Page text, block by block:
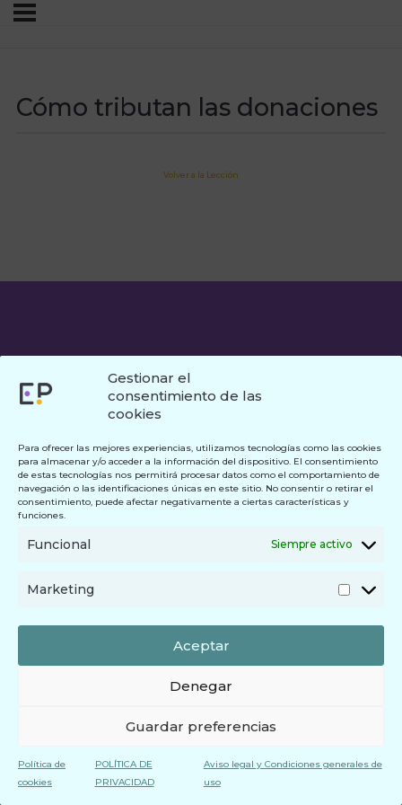
Gestionar el
consentimiento de las
cookies
Para ofrecer las mejores experiencias, utilizamos tecnologías como las cookies
para almacenar y/o acceder a la información del dispositivo. El consentimiento
de estas tecnologías nos permitirá procesar datos como el comportamiento de
navegación o las identificaciones únicas en este sitio. No consentir o retirar el
consentimiento, puede afectar negativamente a ciertas características y
funciones.
Funcional Siempre activo
Marketing
Aceptar
Denegar
Guardar preferencias
Política de
cookies
POLÍTICA DE
PRIVACIDAD
Aviso legal y Condiciones generales de
uso
Cómo tributan las donaciones
Volver a la Lección